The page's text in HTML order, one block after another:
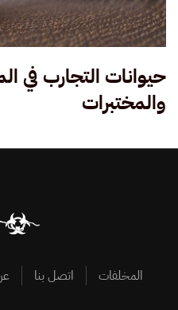
حيوانات التجارب في
والمختبرات
المخلفات اتصل بنا